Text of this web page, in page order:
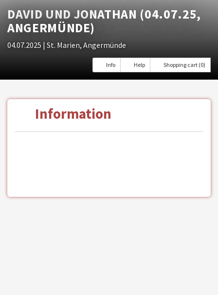
DAVID UND JONATHAN (04.07.25,
ANGERMÜNDE)
04.07.2025 | St. Marien, Angermünde
Info Help Shopping cart (0)
Information